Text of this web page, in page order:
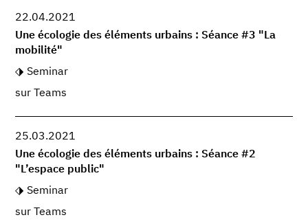
22.04.2021
Une écologie des éléments urbains : Séance #3 "La
mobilité"
Seminar
sur Teams
25.03.2021
Une écologie des éléments urbains : Séance #2
"L’espace public"
Seminar
sur Teams